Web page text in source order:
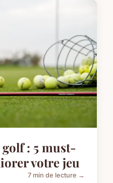
: 5 must-
votre jeu
7 min de lecture →